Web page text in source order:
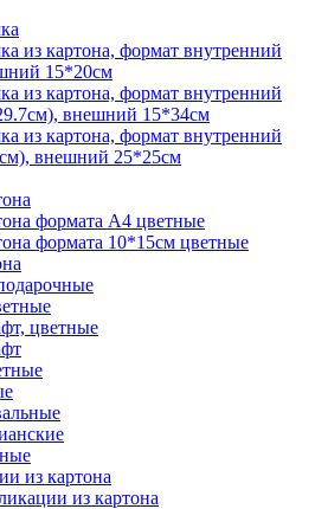
из картона, формат внутренний
15*20см
из картона, формат внутренний
внешний 15*34см
из картона, формат внутренний
внешний 25*25см
формата А4 цветные
формата 10*15см цветные
цветные
из картона
из картона